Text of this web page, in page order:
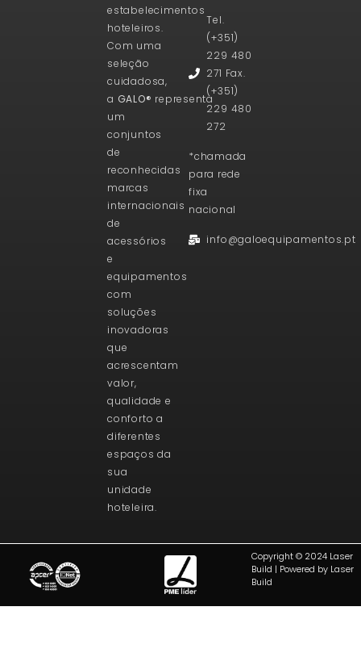
estabelecimentos
hoteleiros.
Com uma
seleção
cuidadosa,
a GALO® representa
um
conjuntos
de
reconhecidas
marcas
internacionais
de
acessórios
e
equipamentos
com
soluções
inovadoras
que
acrescentam
valor,
qualidade e
conforto a
diferentes
espaços da
sua
unidade
hoteleira.
Tel.
(+351)
229 480
271 Fax.
(+351)
229 480
272
*chamada
para rede
fixa
nacional
info@galoequipamentos.pt
Copyright © 2024 Laser
Build | Powered by Laser
Build